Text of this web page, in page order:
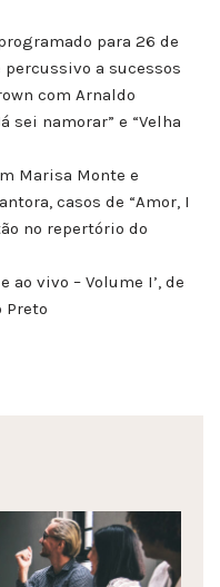
para 26 de
a sucessos
com Arnaldo
sei namorar” e “Velha
Marisa Monte e
casos de “Amor, I
no repertório do
ao vivo – Volume I’, de
Preto